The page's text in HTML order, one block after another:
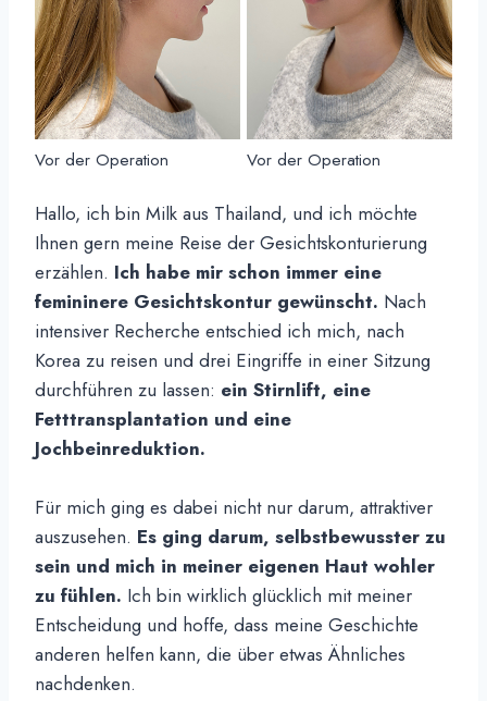
Vor der Operation Vor der Operation
Hallo, ich bin Milk aus Thailand, und ich möchte
Ihnen gern meine Reise der Gesichtskonturierung
erzählen. Ich habe mir schon immer eine
femininere Gesichtskontur gewünscht. Nach
intensiver Recherche entschied ich mich, nach
Korea zu reisen und drei Eingriffe in einer Sitzung
durchführen zu lassen: ein Stirnlift, eine
Fetttransplantation und eine
Jochbeinreduktion.
Für mich ging es dabei nicht nur darum, attraktiver
auszusehen. Es ging darum, selbstbewusster zu
sein und mich in meiner eigenen Haut wohler
zu fühlen. Ich bin wirklich glücklich mit meiner
Entscheidung und hoffe, dass meine Geschichte
anderen helfen kann, die über etwas Ähnliches
nachdenken.